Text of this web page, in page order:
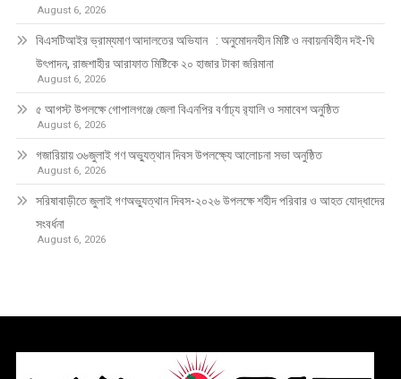
August 6, 2026
বিএসটিআইর ভ্রাম্যমাণ আদালতের অভিযান : অনুমোদনহীন মিষ্টি ও নবায়নবিহীন দই-ঘি
উৎপাদন, রাজশাহীর আরাফাত মিষ্টিকে ২০ হাজার টাকা জরিমানা
August 6, 2026
৫ আগস্ট উপলক্ষে গোপালগঞ্জে জেলা বিএনপির বর্ণাঢ্য র‍্যালি ও সমাবেশ অনুষ্ঠিত
August 6, 2026
গজারিয়ায় ৩৬জুলাই গণ অভ্যুত্থান দিবস উপলক্ষ্যে আলোচনা সভা অনুষ্ঠিত
August 6, 2026
সরিষাবাড়ীতে জুলাই গণঅভ্যুত্থান দিবস-২০২৬ উপলক্ষে শহীদ পরিবার ও আহত যোদ্ধাদের
সংবর্ধনা
August 6, 2026